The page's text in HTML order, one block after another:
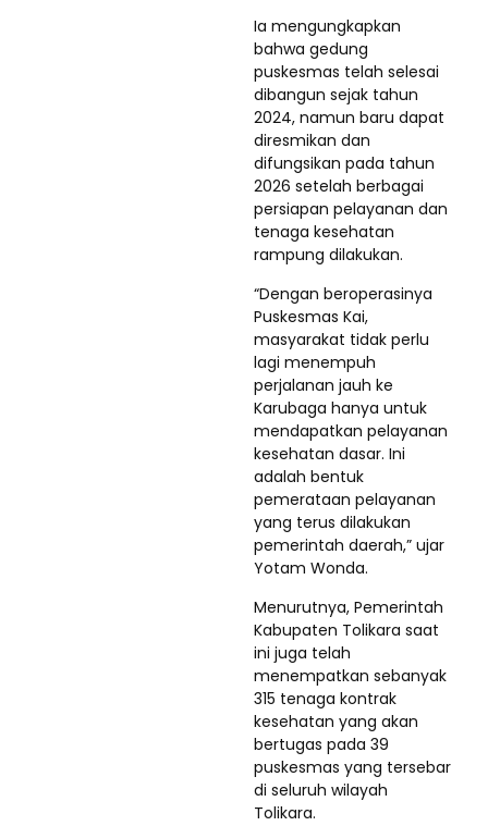
Ia mengungkapkan
bahwa gedung
puskesmas telah selesai
dibangun sejak tahun
2024, namun baru dapat
diresmikan dan
difungsikan pada tahun
2026 setelah berbagai
persiapan pelayanan dan
tenaga kesehatan
rampung dilakukan.
“Dengan beroperasinya
Puskesmas Kai,
masyarakat tidak perlu
lagi menempuh
perjalanan jauh ke
Karubaga hanya untuk
mendapatkan pelayanan
kesehatan dasar. Ini
adalah bentuk
pemerataan pelayanan
yang terus dilakukan
pemerintah daerah,” ujar
Yotam Wonda.
Menurutnya, Pemerintah
Kabupaten Tolikara saat
ini juga telah
menempatkan sebanyak
315 tenaga kontrak
kesehatan yang akan
bertugas pada 39
puskesmas yang tersebar
di seluruh wilayah
Tolikara.